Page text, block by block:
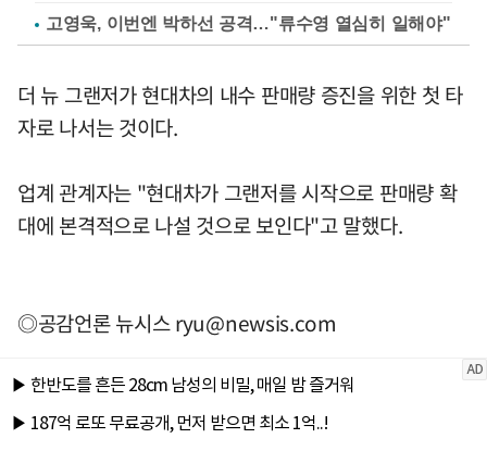
고영욱, 이번엔 박하선 공격…"류수영 열심히 일해야"
더 뉴 그랜저가 현대차의 내수 판매량 증진을 위한 첫 타
자로 나서는 것이다.
업계 관계자는 "현대차가 그랜저를 시작으로 판매량 확
대에 본격적으로 나설 것으로 보인다"고 말했다.
◎공감언론 뉴시스ryu@newsis.com